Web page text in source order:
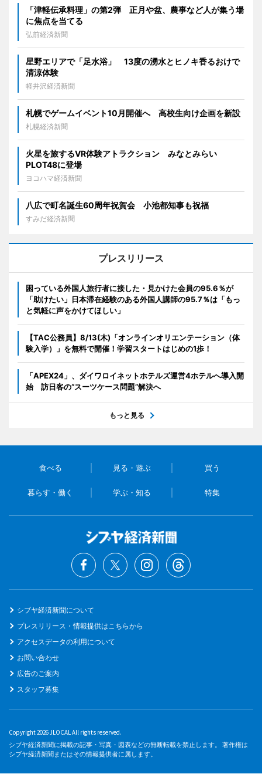
「津軽伝承料理」の第2弾 正月や盆、農事など人が集う場
に焦点を当てる
弘前経済新聞
星野エリアで「足水浴」 13度の湧水とヒノキ香るおけで
清涼体験
軽井沢経済新聞
札幌でゲームイベント10月開催へ 高校生向け企画を新設
札幌経済新聞
火星を旅するVR体験アトラクション みなとみらい
PLOT48に登場
ヨコハマ経済新聞
八広で町名誕生60周年祝賀会 小池都知事も祝福
すみだ経済新聞
プレスリリース
困っている外国人旅行者に接した・見かけた会員の95.6％が
「助けたい」日本滞在経験のある外国人講師の95.7％は「もっ
と気軽に声をかけてほしい」
【TAC公務員】8/13(木)「オンラインオリエンテーション（体
験入学）」を無料で開催！学習スタートはじめの1歩！
「APEX24」、ダイワロイネットホテルズ運営4ホテルへ導入開
始 訪日客の“スーツケース問題”解決へ
もっと見る
食べる 見る・遊ぶ 買う
暮らす・働く 学ぶ・知る 特集
シブヤ経済新聞について
プレスリリース・情報提供はこちらから
アクセスデータの利用について
お問い合わせ
広告のご案内
スタッフ募集
Copyright 2026 JLOCAL All rights reserved.
シブヤ経済新聞に掲載の記事・写真・図表などの無断転載を禁止します。 著作権は
シブヤ経済新聞またはその情報提供者に属します。